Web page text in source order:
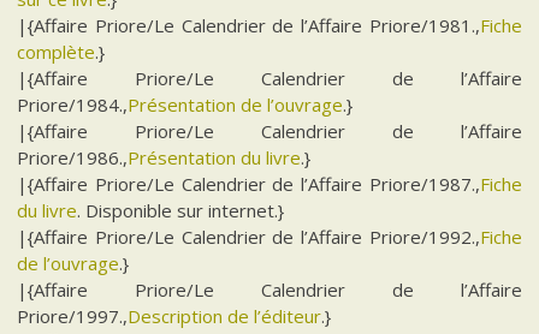
|{Affaire Priore/Le Calendrier de l’Affaire Priore/1981.,Fiche
complète.}
|{Affaire Priore/Le Calendrier de l’Affaire
Priore/1984.,Présentation de l’ouvrage.}
|{Affaire Priore/Le Calendrier de l’Affaire
Priore/1986.,Présentation du livre.}
|{Affaire Priore/Le Calendrier de l’Affaire Priore/1987.,Fiche
du livre. Disponible sur internet.}
|{Affaire Priore/Le Calendrier de l’Affaire Priore/1992.,Fiche
de l’ouvrage.}
|{Affaire Priore/Le Calendrier de l’Affaire
Priore/1997.,Description de l’éditeur.}